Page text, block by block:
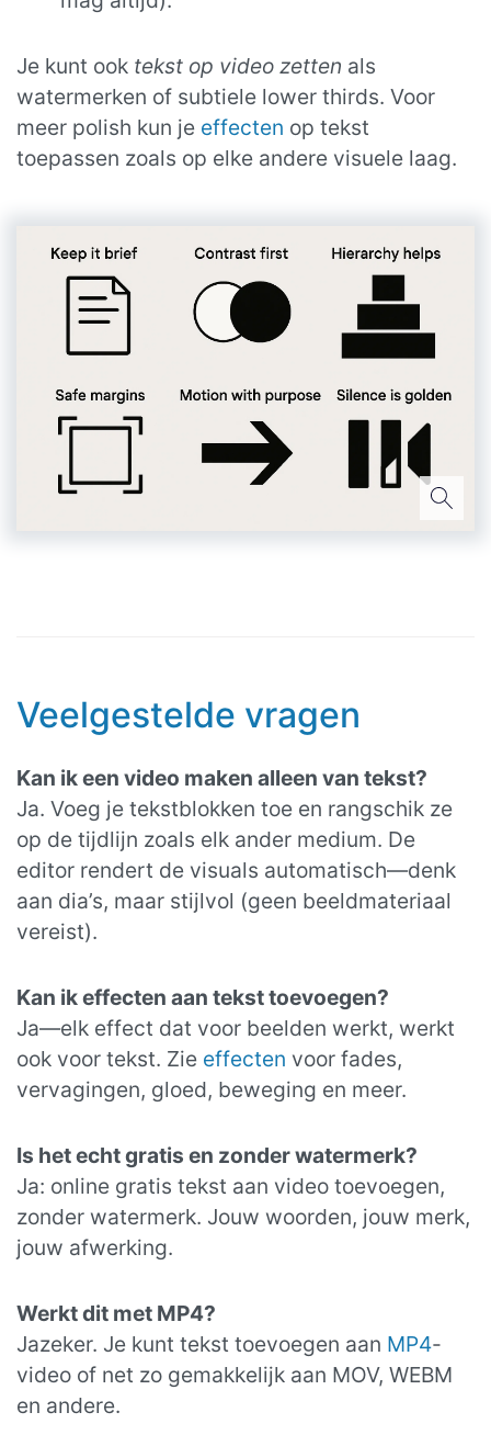
Je kunt ook tekst op video zetten als
watermerken of subtiele lower thirds. Voor
meer polish kun je effecten op tekst
toepassen zoals op elke andere visuele laag.
Veelgestelde vragen
Kan ik een video maken alleen van tekst?
Ja. Voeg je tekstblokken toe en rangschik ze
op de tijdlijn zoals elk ander medium. De
editor rendert de visuals automatisch—denk
aan dia’s, maar stijlvol (geen beeldmateriaal
vereist).
Kan ik effecten aan tekst toevoegen?
Ja—elk effect dat voor beelden werkt, werkt
ook voor tekst. Zie effecten voor fades,
vervagingen, gloed, beweging en meer.
Is het echt gratis en zonder watermerk?
Ja: online gratis tekst aan video toevoegen,
zonder watermerk. Jouw woorden, jouw merk,
jouw afwerking.
Werkt dit met MP4?
Jazeker. Je kunt tekst toevoegen aan MP4-
video of net zo gemakkelijk aan MOV, WEBM
en andere.